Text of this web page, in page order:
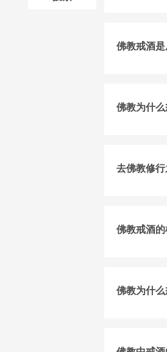
佛教戒酒是
佛教为什
去佛教修
佛教戒酒的
佛教为什